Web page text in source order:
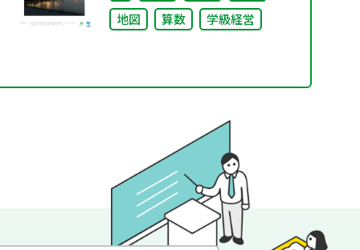
地図
算数 学級経営